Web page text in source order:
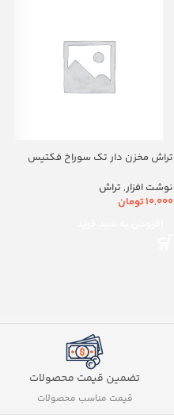
تراش مخزن دار تک سوراخ فکتیس
نوشت افزار, تراش
10,000تومان
تضمین قیمت محصولات
قیمت مناسب محصولات